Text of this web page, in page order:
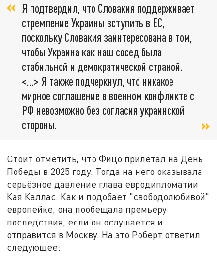
Я подтвердил, что Словакия поддерживает
стремление Украины вступить в ЕС,
поскольку Словакия заинтересована в том,
чтобы Украина как наш сосед была
стабильной и демократической страной.
<...> Я также подчеркнул, что никакое
мирное соглашение в военном конфликте с
РФ невозможно без согласия украинской
стороны.
Стоит отметить, что Фицо прилетал на День
Победы в 2025 году. Тогда на него оказывала
серьёзное давление глава евродипломатии
Кая Каллас. Как и подобает "свободолюбивой"
европейке, она пообещала премьеру
последствия, если он ослушается и
отправится в Москву. На это Роберт ответил
следующее: